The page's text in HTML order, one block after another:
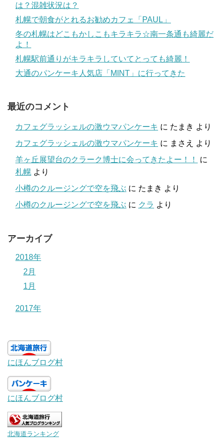
は？混雑状況は？
札幌で朝食がとれるお勧めカフェ「PAUL」
冬の札幌はどこもかしこもキラキラ☆南一条通も綺麗だ
よ！
札幌駅前通りがキラキラしていてとっても綺麗！
大通のパンケーキ人気店「MINT」に行ってきた
最近のコメント
カフェグラッシェルの激ウマパンケーキ に たまき より
カフェグラッシェルの激ウマパンケーキ に まさえ
より
羊ヶ丘展望台のクラーク博士に会ってきたよー！！
に
札幌 より
小樽のクルージングで空を飛ぶ に たまき より
小樽のクルージングで空を飛ぶ に クラ より
アーカイブ
2018年
2月
1月
2017年
にほんブログ村
にほんブログ村
北海道ランキング